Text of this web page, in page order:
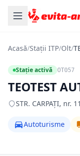
Acasă/Stații ITP/Olt/
Stație activă OT057
TEOTEST
STR. CARPAŢI, nr.
Autoturisme